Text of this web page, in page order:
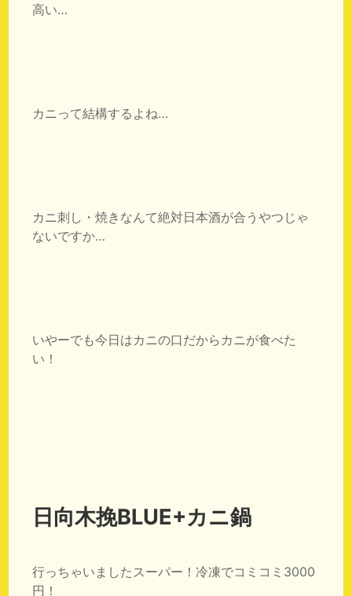
高い…
カニって結構するよね…
カニ刺し・焼きなんて絶対日本酒が合うやつじゃ
ないですか…
いやーでも今日はカニの口だからカニが食べた
い！
日向木挽BLUE+カニ鍋
行っちゃいましたスーパー！冷凍でコミコミ3000
円！